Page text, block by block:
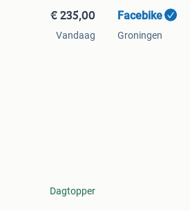
€ 235,00
Vandaag
Dagtopper
Facebike
Groningen